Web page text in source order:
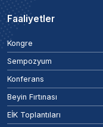
Faaliyetler
Kongre
Sempozyum
Konferans
Beyin Fırtınası
EİK Toplantıları